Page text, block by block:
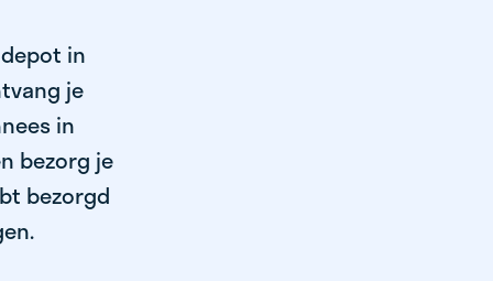
in
je
in
bezorg je
bezorgd